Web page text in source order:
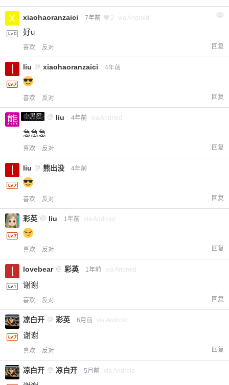
xiaohaoranzaici 7年前 2 via Android
好u
喜欢 反对 回复
liu @ xiaohaoranzaici 4年前
喜欢 反对 回复
小黑屋
熊出没 @ liu 4年前 via Android
急急急
喜欢 反对 回复
liu @ 熊出没 4年前
喜欢 反对 回复
彩英 @ liu 1年前 via Android
喜欢 反对 回复
lovebear @ 彩英 1年前 via Android
谢谢
喜欢 反对 回复
凉白开 @ 彩英 6月前 via Android
谢谢
喜欢 反对 回复
凉白开 @ 凉白开 5月前 via Android